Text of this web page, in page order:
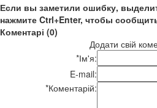
Если вы заметили ошибку,
нажмите Ctrl+Enter, чтобы
Коментарі (0)
Додати свій
*Ім'я:
E-mail:
*Коментарій: